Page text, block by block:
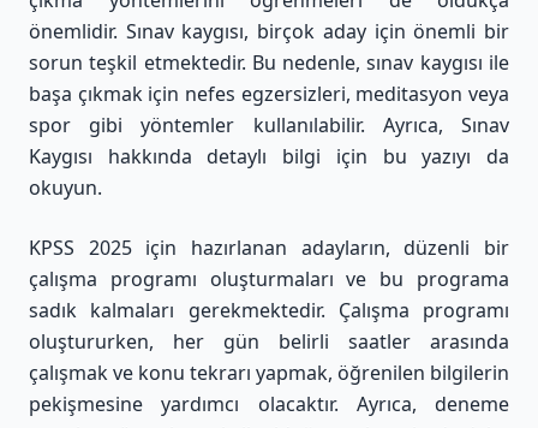
önemlidir. Sınav kaygısı, birçok aday için önemli bir
sorun teşkil etmektedir. Bu nedenle, sınav kaygısı ile
başa çıkmak için nefes egzersizleri, meditasyon veya
spor gibi yöntemler kullanılabilir. Ayrıca, Sınav
Kaygısı hakkında detaylı bilgi için bu yazıyı da
okuyun.
KPSS 2025 için hazırlanan adayların, düzenli bir
çalışma programı oluşturmaları ve bu programa
sadık kalmaları gerekmektedir. Çalışma programı
oluştururken, her gün belirli saatler arasında
çalışmak ve konu tekrarı yapmak, öğrenilen bilgilerin
pekişmesine yardımcı olacaktır. Ayrıca, deneme